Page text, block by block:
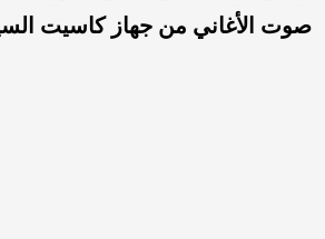
صوت الأغاني من جهاز كاسيت